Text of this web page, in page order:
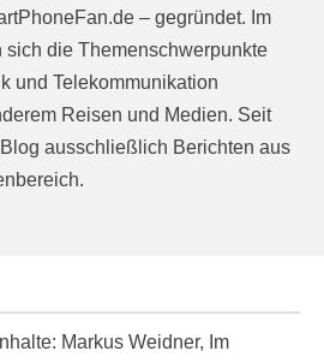
– gegründet. Im
sich die Themenschwerpunkte
und Telekommunikation
Reisen und Medien. Seit
ausschließlich Berichten aus
Markus Weidner, Im